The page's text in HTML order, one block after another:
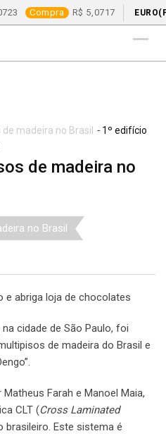
Compra 5,0717
madeira no Brasil - 1º edifício
de madeira no
no Brasil
e abriga loja de chocolates
cidade de São Paulo, foi
de madeira do Brasil e
Farah e Manoel Maia,
CLT (Cross Laminated
brasileiro. Este sistema é